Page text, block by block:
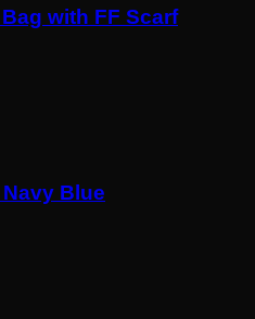
with FF Scarf
Blue